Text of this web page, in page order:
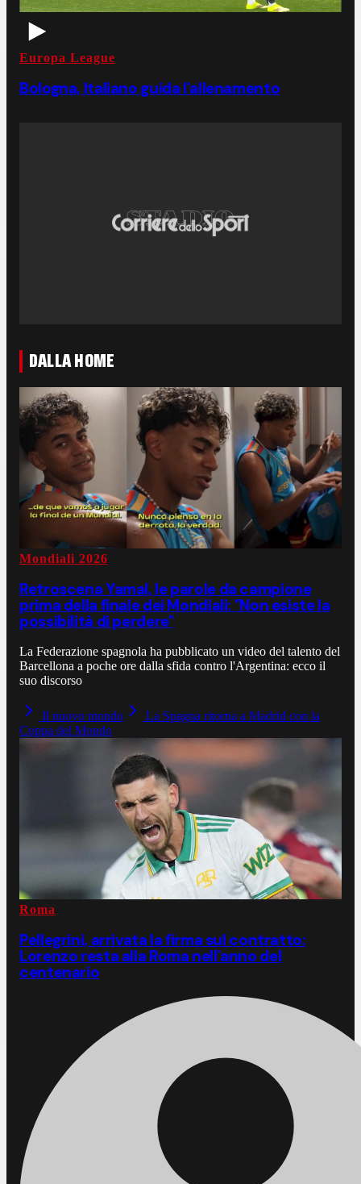
Europa League
Bologna, Italiano guida l'allenamento
DALLA HOME
Mondiali 2026
Retroscena Yamal, le parole da campione
prima della finale dei Mondiali: "Non esiste la
possibilità di perdere"
La Federazione spagnola ha pubblicato un video del talento del
Barcellona a poche ore dalla sfida contro l'Argentina: ecco il
suo discorso
Il nuovo mondo
La Spagna ritorna a Madrid con la
Coppa del Mondo
Roma
Pellegrini, arrivata la firma sul contratto:
Lorenzo resta alla Roma nell'anno del
centenario